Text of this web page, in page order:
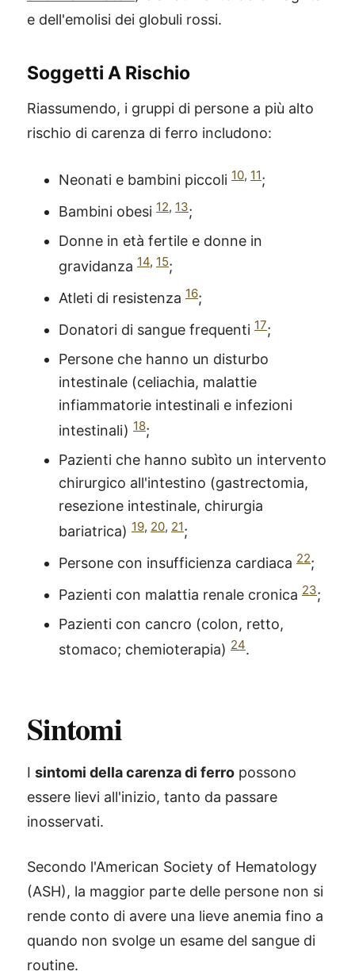
e dell'emolisi dei globuli rossi.
Soggetti A Rischio
Riassumendo, i gruppi di persone a più alto
rischio di carenza di ferro includono:
Neonati e bambini piccoli 10, 11;
Bambini obesi 12, 13;
Donne in età fertile e donne in
gravidanza 14, 15;
Atleti di resistenza 16;
Donatori di sangue frequenti 17;
Persone che hanno un disturbo
intestinale (celiachia, malattie
infiammatorie intestinali e infezioni
intestinali) 18;
Pazienti che hanno subìto un intervento
chirurgico all'intestino (gastrectomia,
resezione intestinale, chirurgia
bariatrica) 19, 20, 21;
Persone con insufficienza cardiaca 22;
Pazienti con malattia renale cronica 23;
Pazienti con cancro (colon, retto,
stomaco; chemioterapia) 24.
Sintomi
I sintomi della carenza di ferro possono
essere lievi all'inizio, tanto da passare
inosservati.
Secondo l'American Society of Hematology
(ASH), la maggior parte delle persone non si
rende conto di avere una lieve anemia fino a
quando non svolge un esame del sangue di
routine.